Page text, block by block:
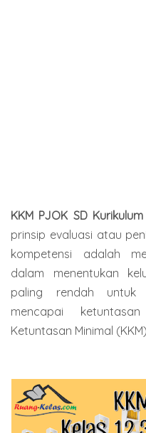
KKM PJOK SD
prinsip evaluasi atau
kompetensi adalah
dalam menentukan
paling rendah untuk
mencapai
Ketuntasan Minimal